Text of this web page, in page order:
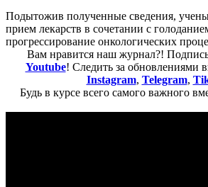
Подытожив полученные сведения,
прием лекарств в сочетании с
прогрессирование онкологических
Вам нравится наш журнал?!
Youtube! Следить за обновлениями
Instagram, Telegram,
Будь в курсе всего самого важного